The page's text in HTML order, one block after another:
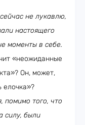
не лукавлю,
настоящего
моменты в себе.
«неожиданные
Он, может,
елочка»?
помимо того, что
силу, были